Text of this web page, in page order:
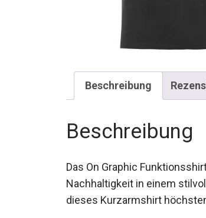
Beschreibung
Beschreibung
Das On Graphic
Nachhaltigkeit in einem
dieses Kurzarmshirt